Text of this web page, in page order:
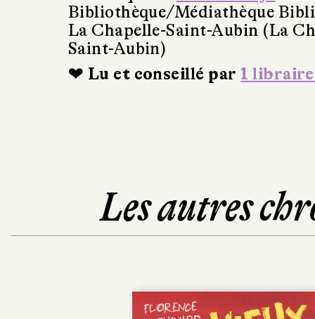
Bibliothèque/Médiathèque
La Chapelle-Saint-Aubin (La
Saint-Aubin)
❤ Lu et conseillé par 1
Les autres